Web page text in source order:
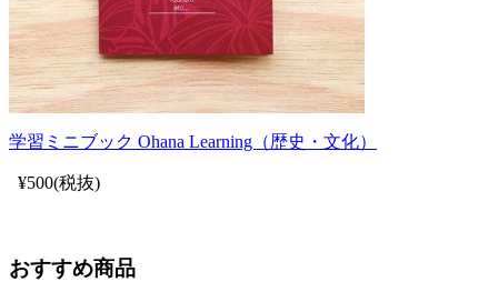
学習ミニブック Ohana Learning（歴史・文化）
¥500(税抜)
おすすめ商品